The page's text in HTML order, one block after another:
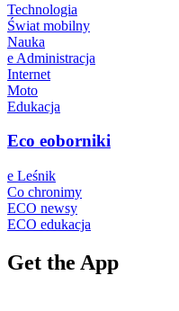
Technologia
Świat mobilny
Nauka
e Administracja
Internet
Moto
Edukacja
Eco eoborniki
e Leśnik
Co chronimy
ECO newsy
ECO edukacja
Get the App